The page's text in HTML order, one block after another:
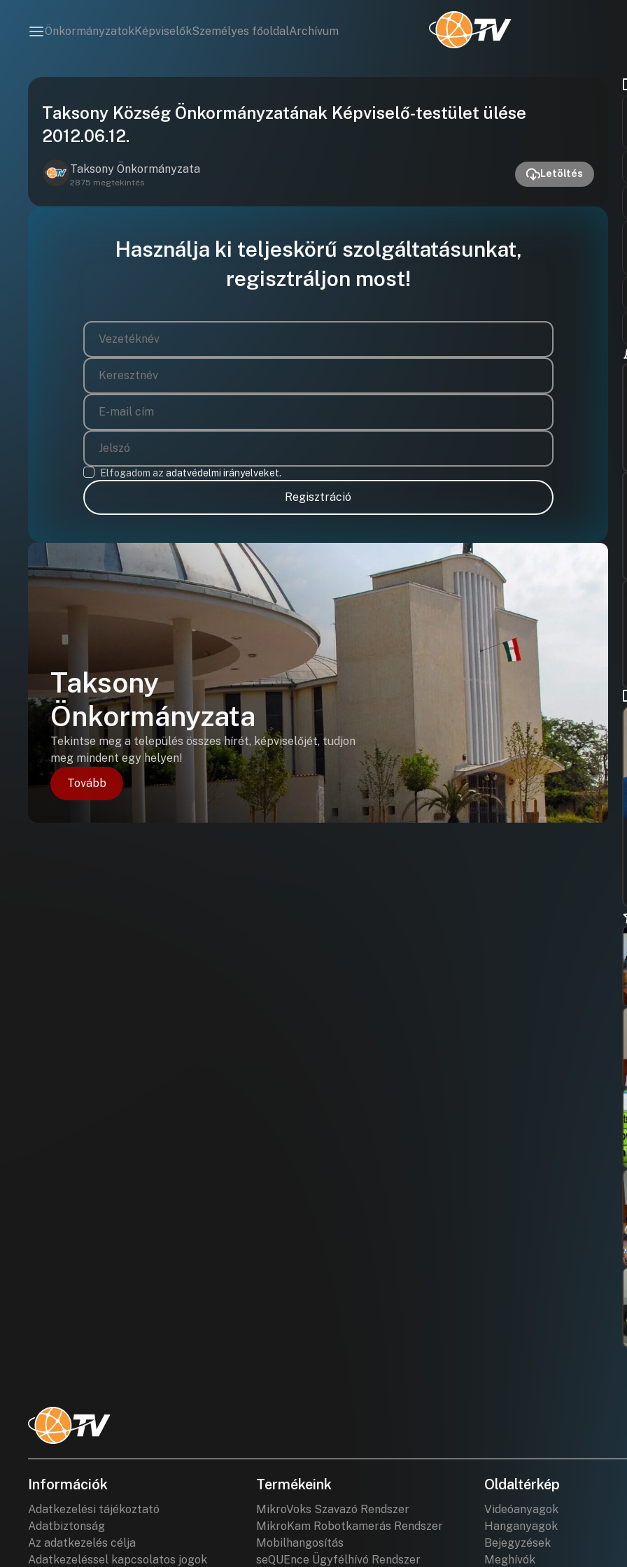
ÖnkormányzatokKépviselőkSzemélyes főoldalArchívum
lejátszása
Taksony Község Önkormányzatának Képviselő-testület ülése
2012.06.12.
Taksony Önkormányzata
2875 megtekintés
Letöltés
Használja ki teljeskörű szolgáltatásunkat,
regisztráljon most!
Elfogadom az adatvédelmi irányelveket.
Regisztráció
Taksony
Önkormányzata
Tekintse meg a település összes hírét, képviselőjét, tudjon
meg mindent egy helyen!
Tovább
Információk
Adatkezelési tájékoztató
Adatbiztonság
Az adatkezelés célja
Adatkezeléssel kapcsolatos jogok
Termékeink
MikroVoks Szavazó Rendszer
MikroKam Robotkamerás Rendszer
Mobilhangosítás
seQUEnce Ügyfélhívó Rendszer
Oldaltérkép
Videóanyagok
Hanganyagok
Bejegyzések
Meghívók